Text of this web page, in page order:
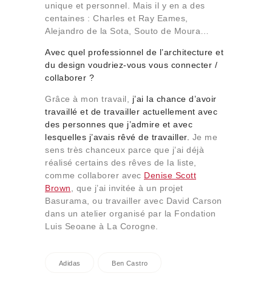
unique et personnel. Mais il y en a des
centaines : Charles et Ray Eames,
Alejandro de la Sota, Souto de Moura…
Avec quel professionnel de l’architecture et
du design voudriez-vous vous connecter /
collaborer ?
Grâce à mon travail, j’ai la chance d’avoir
travaillé et de travailler actuellement avec
des personnes que j’admire et avec
lesquelles j’avais rêvé de travailler. Je me
sens très chanceux parce que j’ai déjà
réalisé certains des rêves de la liste,
comme collaborer avec Denise Scott
Brown, que j’ai invitée à un projet
Basurama, ou travailler avec David Carson
dans un atelier organisé par la Fondation
Luis Seoane à La Corogne.
Adidas Ben Castro